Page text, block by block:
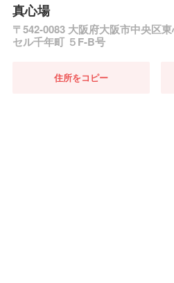
真心場
〒542-0083 大阪府大阪市中央区
セル千年町 ５F-B号
住所をコピー